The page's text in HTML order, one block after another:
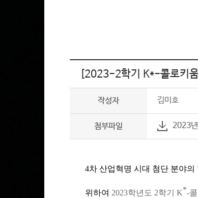
[2023-2학기 K*-콜로키
작성자 김미호
첨부파일 2023
4차 산업혁명 시대 첨단 분야
위하여 2023학년도 2학기 K*-